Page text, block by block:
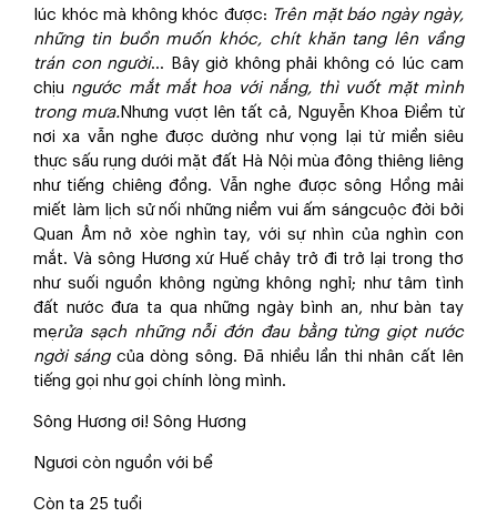
lúc khóc mà không khóc được: Trên mặt báo ngày ngày,
những tin buồn muốn khóc, chít khăn tang lên vầng
trán con người… Bây giờ không phải không có lúc cam
chịu ngước mắt mắt hoa với nắng, thì vuốt mặt mình
trong mưa.Nhưng vượt lên tất cả, Nguyễn Khoa Điềm từ
nơi xa vẫn nghe được dường như vọng lại từ miền siêu
thực sấu rụng dưới mặt đất Hà Nội mùa đông thiêng liêng
như tiếng chiêng đồng. Vẫn nghe được sông Hồng mải
miết làm lịch sử nối những niềm vui ấm sángcuộc đời bởi
Quan Âm nở xòe nghìn tay, với sự nhìn của nghìn con
mắt. Và sông Hương xứ Huế chảy trở đi trở lại trong thơ
như suối nguồn không ngừng không nghỉ; như tâm tình
đất nước đưa ta qua những ngày bình an, như bàn tay
mẹrửa sạch những nỗi đớn đau bằng từng giọt nước
ngời sángcủa dòng sông. Đã nhiều lần thi nhân cất lên
tiếng gọi như gọi chính lòng mình.
Sông Hương ơi! Sông Hương
Ngươi còn nguồn với bể
Còn ta 25 tuổi